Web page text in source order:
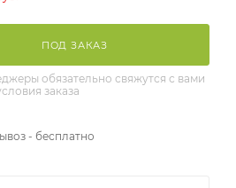
ПОД ЗАКАЗ
обязательно свяжутся с вами
заказа
- бесплатно